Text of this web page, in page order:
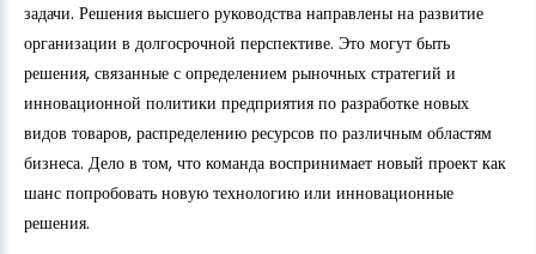
задачи. Решения высшего руководства направлены на развитие
организации в долгосрочной перспективе. Это могут быть
решения, связанные с определением рыночных стратегий и
инновационной политики предприятия по разработке новых
видов товаров, распределению ресурсов по различным областям
бизнеса. Дело в том, что команда воспринимает новый проект как
шанс попробовать новую технологию или инновационные
решения.